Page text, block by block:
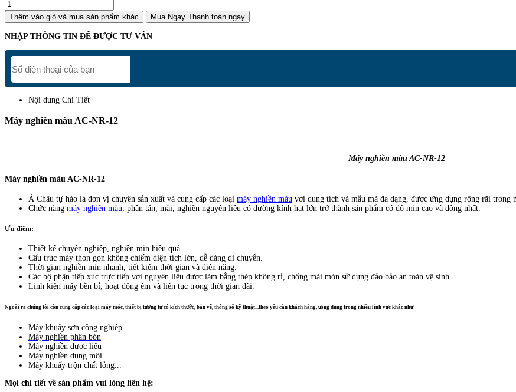
Thêm vào giỏ và mua sản phẩm khác Mua Ngay Thanh toán ngay
NHẬP THÔNG TIN ĐỂ ĐƯỢC TƯ VẤN
Nội dung Chi Tiết
Máy nghiền màu AC-NR-12
Máy nghiền màu AC-NR-12
Máy nghiền màu AC-NR-12
Á Châu tự hào là đơn vị chuyên sản xuất và cung cấp các loại máy nghiền màu với dung tích và mẫu mã đa dạng, được ứng dụng rộng rãi trong
Chức năng máy nghiền màu: phân tán, mài, nghiền nguyên liệu có đường kính hạt lớn trở thành sản phẩm có độ mịn cao và đồng nhất.
Ưu điểm:
Thiết kế chuyên nghiệp, nghiền mịn hiệu quả.
Cấu trúc máy thon gọn không chiếm diện tích lớn, dễ dàng di chuyển.
Thời gian nghiền mịn nhanh, tiết kiệm thời gian và điện năng.
Các bộ phận tiếp xúc trực tiếp với nguyên liệu được làm bằng thép không rỉ, chống mài mòn sử dụng đảo bảo an toàn vệ sinh.
Linh kiện máy bền bỉ, hoạt động êm và liên tục trong thời gian dài.
Ngoài ra chúng tôi còn cung cấp các loại máy móc, thiết bị tương tự có kích thước, bản vẽ, thông số kỹ thuật...theo yêu cầu khách hàng, ưsng dụng trong nhiều lĩnh vực khác như:
Máy khuấy sơn công nghiệp
Máy nghiền phân bón
Máy nghiền dược liệu
Máy nghiền dung môi
Máy khuấy trộn chất lỏng...
Mọi chi tiết về sản phẩm vui lòng liên hệ: